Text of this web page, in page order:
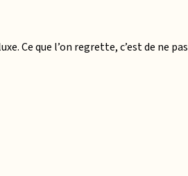
Ce que l’on regrette, c’est de ne pas